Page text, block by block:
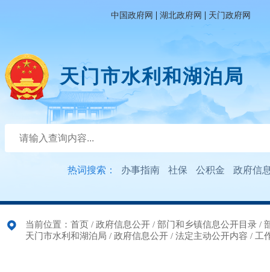
中国政府网 | 湖北政府网 | 天门政府网
天门市水利和湖泊局
热词搜索： 办事指南 社保 公积金 政府信
当前位置： 首页 / 政府信息公开 / 部门和乡镇信息公开目录 /
天门市水利和湖泊局 / 政府信息公开 / 法定主动公开内容 / 工